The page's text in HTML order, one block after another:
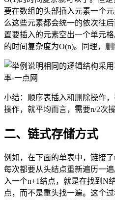
要在数组的头部插入元素一个
么这些元素都会统一的依次往
置要插入的元素空出一个单元
的时间复杂度为O(n)。同理，删
小结：顺序表插入和删除操作
操作，就平均而言，需要n/2次操
二、链式存储方式
例如，在下面的单表中，链接
每次都要从头结点重新遍历一
入一个n+1结点，就是在找到N
点，而不是重头找一遍。这个